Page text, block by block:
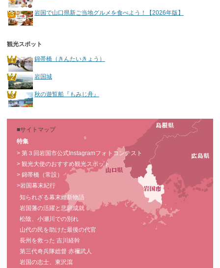
岩国で山口県新ご当地グルメを食べよう！【2026年版】
観光スポット
錦帯橋（きんたいきょう）
岩国城
秋の遊覧船『もみじ舟』
■サイトマップ
特集
> 第３回岩国市公式Instagramフォトコンテスト
> 観光大使のおすすめ観光スポット
> 錦帯橋（常設）
>岩国幕末紀行
知られざる幕末維新物語
岩国藩の活躍と悲願成就
松陰、小瀬川での別れ
山代の民を助けた最後の代官
長州を救った 吉川経幹
第三代奇兵隊総督 赤禰武人
岩国の志士、東沢瀉